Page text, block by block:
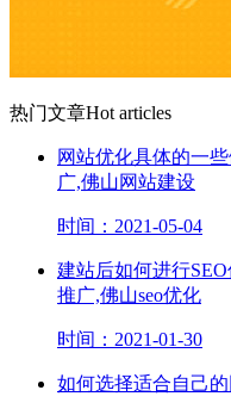
热门文章Hot articles
网站优化具体的一
广,佛山网站建设
时间：2021-05-04
建站后如何进行
推广,佛山seo优化
时间：2021-01-30
如何选择适合自己